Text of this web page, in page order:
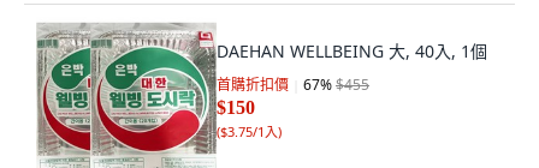
DAEHAN WELLBEING 大, 40入, 1個
首購折扣價 67%$455
$150
($3.75/1入)